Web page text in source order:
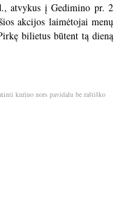
atvykus į Gedimino pr. 2
akcijos laimėtojai menų
bilietus būtent tą dieną
kuriuo nors pavidalu be raštiško